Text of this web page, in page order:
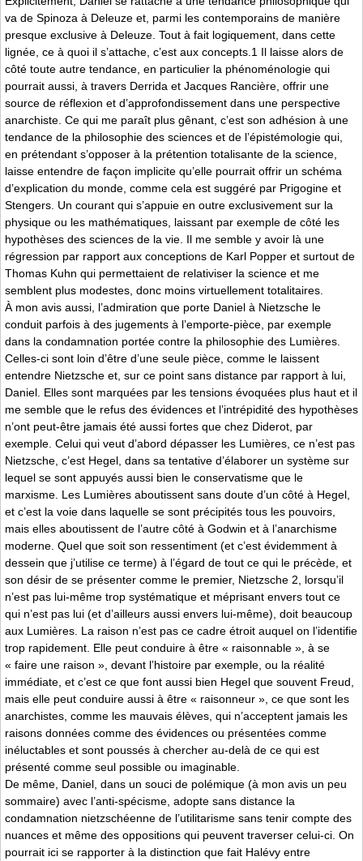
va de Spinoza à Deleuze et, parmi les contemporains de manière
presque exclusive à Deleuze. Tout à fait logiquement, dans cette
lignée, ce à quoi il s’attache, c’est aux concepts.1 Il laisse alors de
côté toute autre tendance, en particulier la phénoménologie qui
pourrait aussi, à travers Derrida et Jacques Rancière, offrir une
source de réflexion et d’approfondissement dans une perspective
anarchiste. Ce qui me paraît plus gênant, c’est son adhésion à une
tendance de la philosophie des sciences et de l’épistémologie qui,
en prétendant s’opposer à la prétention totalisante de la science,
laisse entendre de façon implicite qu’elle pourrait offrir un schéma
d’explication du monde, comme cela est suggéré par Prigogine et
Stengers. Un courant qui s’appuie en outre exclusivement sur la
physique ou les mathématiques, laissant par exemple de côté les
hypothèses des sciences de la vie. Il me semble y avoir là une
régression par rapport aux conceptions de Karl Popper et surtout de
Thomas Kuhn qui permettaient de relativiser la science et me
semblent plus modestes, donc moins virtuellement totalitaires.
À mon avis aussi, l’admiration que porte Daniel à Nietzsche le
conduit parfois à des jugements à l’emporte-pièce, par exemple
dans la condamnation portée contre la philosophie des Lumières.
Celles-ci sont loin d’être d’une seule pièce, comme le laissent
entendre Nietzsche et, sur ce point sans distance par rapport à lui,
Daniel. Elles sont marquées par les tensions évoquées plus haut et il
me semble que le refus des évidences et l’intrépidité des hypothèses
n’ont peut-être jamais été aussi fortes que chez Diderot, par
exemple. Celui qui veut d’abord dépasser les Lumières, ce n’est pas
Nietzsche, c’est Hegel, dans sa tentative d’élaborer un système sur
lequel se sont appuyés aussi bien le conservatisme que le
marxisme. Les Lumières aboutissent sans doute d’un côté à Hegel,
et c’est la voie dans laquelle se sont précipités tous les pouvoirs,
mais elles aboutissent de l’autre côté à Godwin et à l’anarchisme
moderne. Quel que soit son ressentiment (et c’est évidemment à
dessein que j’utilise ce terme) à l’égard de tout ce qui le précède, et
son désir de se présenter comme le premier, Nietzsche 2, lorsqu’il
n’est pas lui-même trop systématique et méprisant envers tout ce
qui n’est pas lui (et d’ailleurs aussi envers lui-même), doit beaucoup
aux Lumières. La raison n’est pas ce cadre étroit auquel on l’identifie
trop rapidement. Elle peut conduire à être « raisonnable », à se
« faire une raison », devant l’histoire par exemple, ou la réalité
immédiate, et c’est ce que font aussi bien Hegel que souvent Freud,
mais elle peut conduire aussi à être « raisonneur », ce que sont les
anarchistes, comme les mauvais élèves, qui n’acceptent jamais les
raisons données comme des évidences ou présentées comme
inéluctables et sont poussés à chercher au-delà de ce qui est
présenté comme seul possible ou imaginable.
De même, Daniel, dans un souci de polémique (à mon avis un peu
sommaire) avec l’anti-spécisme, adopte sans distance la
condamnation nietzschéenne de l’utilitarisme sans tenir compte des
nuances et même des oppositions qui peuvent traverser celui-ci. On
pourrait ici se rapporter à la distinction que fait Halévy entre